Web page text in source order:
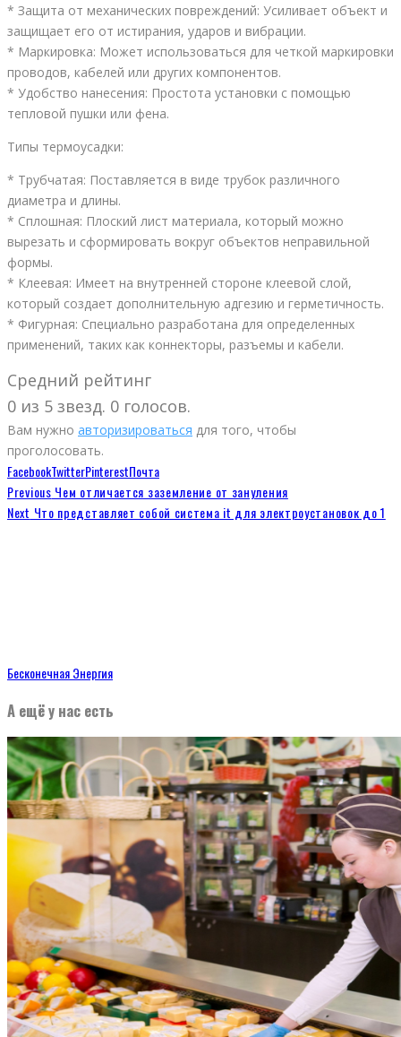
* Защита от механических повреждений: Усиливает объект и
защищает его от истирания, ударов и вибрации.
* Маркировка: Может использоваться для четкой маркировки
проводов, кабелей или других компонентов.
* Удобство нанесения: Простота установки с помощью
тепловой пушки или фена.
Типы термоусадки:
* Трубчатая: Поставляется в виде трубок различного
диаметра и длины.
* Сплошная: Плоский лист материала, который можно
вырезать и сформировать вокруг объектов неправильной
формы.
* Клеевая: Имеет на внутренней стороне клеевой слой,
который создает дополнительную адгезию и герметичность.
* Фигурная: Специально разработана для определенных
применений, таких как коннекторы, разъемы и кабели.
Средний рейтинг
0 из 5 звезд. 0 голосов.
Вам нужно авторизироваться для того, чтобы
проголосовать.
FacebookTwitterPinterestПочта
Previous Чем отличается заземление от зануления
Next Что представляет собой система it для электроустановок до 1
Бесконечная Энергия
А ещё у нас есть